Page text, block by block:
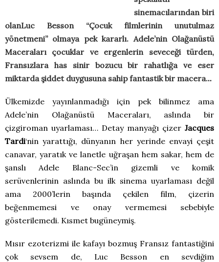
sinemacılarından biri
olanLuc Besson “Çocuk filmlerinin unutulmaz
yönetmeni” olmaya pek kararlı. Adele’nin Olağanüstü
Maceraları çocuklar ve ergenlerin seveceği türden,
Fransızlara has sinir bozucu bir rahatlığa ve eser
miktarda şiddet duygusuna sahip fantastik bir macera...
Ülkemizde yayınlanmadığı için pek bilinmez ama
Adele’nin Olağanüstü Maceraları, aslında bir
çizgiroman uyarlaması… Detay manyağı çizer Jacques
Tardi‘nin yarattığı, dünyanın her yerinde envayi çeşit
canavar, yaratık ve lanetle uğraşan hem sakar, hem de
şanslı Adele Blanc-Sec’in gizemli ve komik
serüvenlerinin aslında bu ilk sinema uyarlaması değil
ama 2000’lerin başında çekilen film, çizerin
beğenmemesi ve onay vermemesi sebebiyle
gösterilemedi. Kısmet bugüneymiş.
Mısır ezoterizmi ile kafayı bozmuş Fransız fantastiğini
çok sevsem de, Luc Besson en sevdiğim